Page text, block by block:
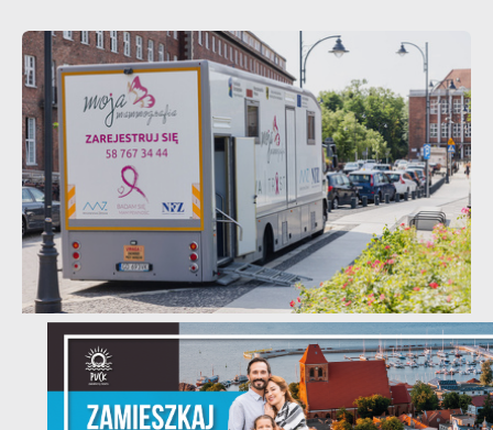
03 - 08 - 2026
Mammografia Puck 6.08.2026